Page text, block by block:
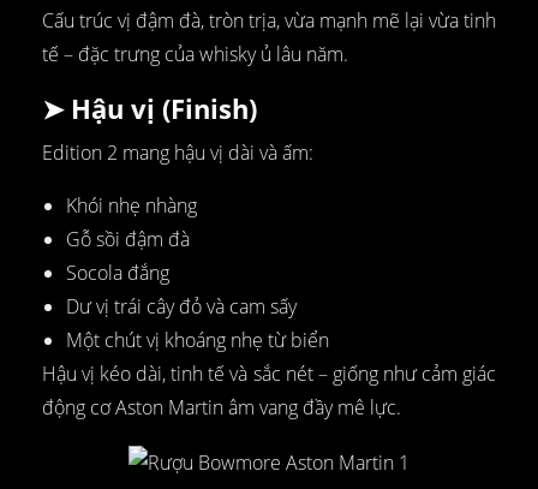
Cấu trúc vị đậm đà, tròn trịa, vừa mạnh mẽ lại vừa tinh
tế – đặc trưng của whisky ủ lâu năm.
➤ Hậu vị (Finish)
Edition 2 mang hậu vị dài và ấm:
Khói nhẹ nhàng
Gỗ sồi đậm đà
Socola đắng
Dư vị trái cây đỏ và cam sấy
Một chút vị khoáng nhẹ từ biển
Hậu vị kéo dài, tinh tế và sắc nét – giống như cảm giác
động cơ Aston Martin âm vang đầy mê lực.